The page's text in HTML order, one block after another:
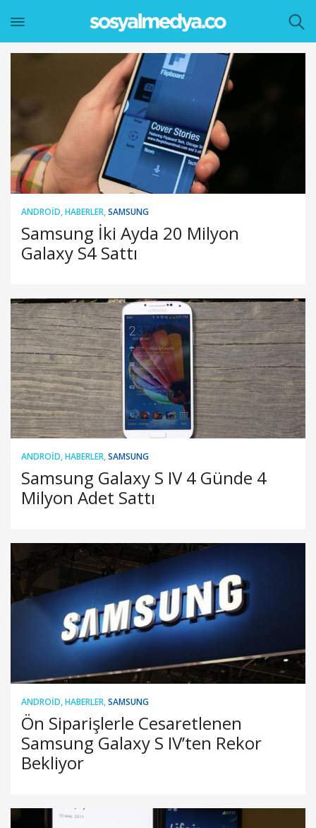
ANDROID,HABERLER,SAMSUNG
Samsung İki Ayda 20 Milyon
Galaxy S4 Sattı
ANDROID,HABERLER,SAMSUNG
Samsung Galaxy S IV 4 Günde 4
Milyon Adet Sattı
ANDROID,HABERLER,SAMSUNG
Ön Siparişlerle Cesaretlenen
Samsung Galaxy S IV’ten Rekor
Bekliyor